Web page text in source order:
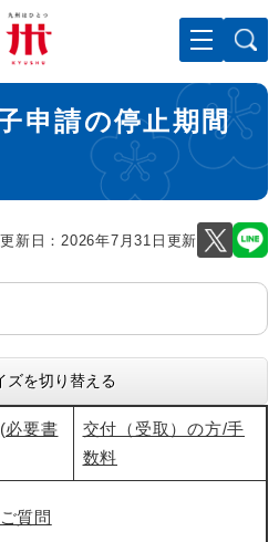
飛ばして本文へ
申請の停止期間
更新日：2026年7月31日更新
ズを切り替える
必要書
交付（受取）の方/手
数料
質問